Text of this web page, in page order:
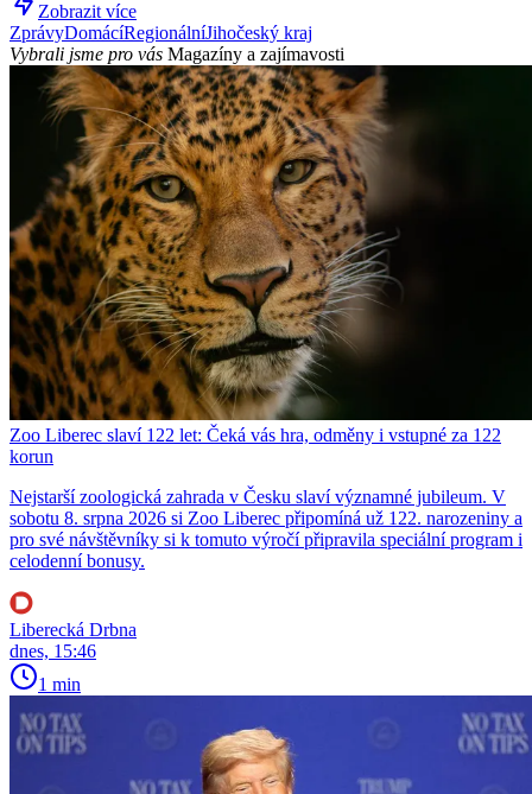
Zobrazit více
ZprávyDomácíRegionálníJihočeský kraj
Vybrali jsme pro vás Magazíny a zajímavosti
Zoo Liberec slaví 122 let: Čeká vás hra, odměny i vstupné za 122
korun
Nejstarší zoologická zahrada v Česku slaví významné jubileum. V
sobotu 8. srpna 2026 si Zoo Liberec připomíná už 122. narozeniny a
pro své návštěvníky si k tomuto výročí připravila speciální program i
celodenní bonusy.
Liberecká Drbna
dnes, 15:46
1 min